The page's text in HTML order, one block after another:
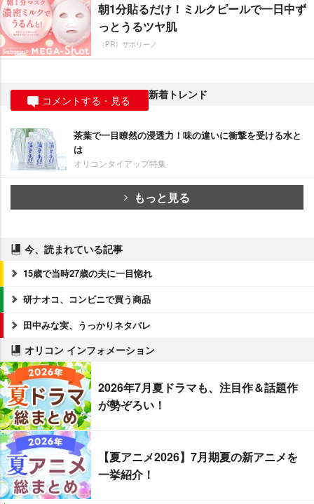
朝1分貼るだけ！ミルクピールで一日中ず
っとうるツヤ肌
（PR）サボリーノ
コメントする・見る 新着トレンド
茶葉で一目瞭然の浸透力！味の違いに衝撃を受ける水と
は
オリコンタイアップ特集
もっと見る
今、読まれている記事
15歳で当時27歳の夫に一目惚れ
研ナオコ、コンビニで買う商品
田中みな実、うっかりネタバレ
オリコン インフォメーション
2026年7月夏ドラマも、注目作＆話題作
が勢ぞろい！
【夏アニメ2026】7月期夏の新アニメを
一挙紹介！